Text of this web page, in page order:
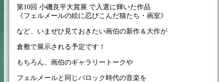
第10回 小磯良平大賞展 で入選に輝いた作品
《フェルメールの絵に忍びこんだ猫たち・画室》
など、いまぜひ見ておきたい画伯の新作＆大作が
倉敷で展示される予定です！
もちろん、画伯のギャラリートークや
フェルメールと同じバロック時代の音楽を